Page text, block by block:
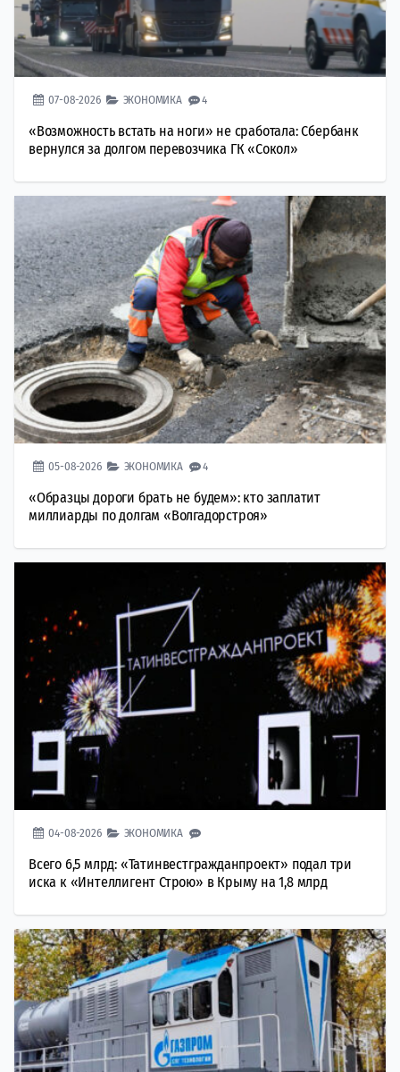
07-08-2026 ЭКОНОМИКА 4
«Возможность встать на ноги» не сработала: Сбербанк
вернулся за долгом перевозчика ГК «Сокол»
05-08-2026 ЭКОНОМИКА 4
«Образцы дороги брать не будем»: кто заплатит
миллиарды по долгам «Волгадорстроя»
04-08-2026 ЭКОНОМИКА
Всего 6,5 млрд: «Татинвестгражданпроект» подал три
иска к «Интеллигент Строю» в Крыму на 1,8 млрд